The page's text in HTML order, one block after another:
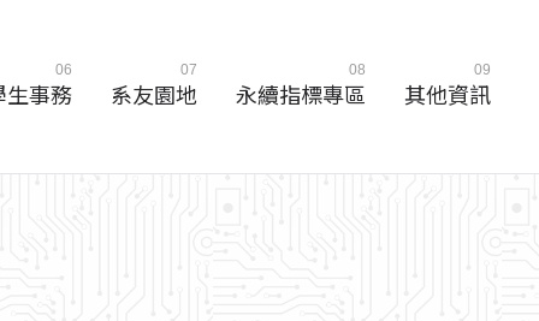
06
生事務
07
系友園地
08
永續指標專區
09
其他資訊